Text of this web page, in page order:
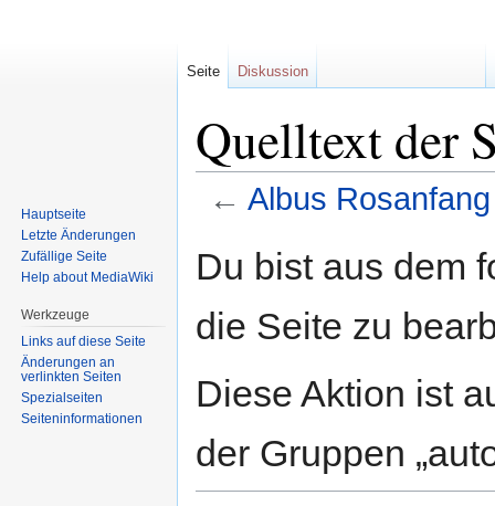
Quelltext der
← Albus Rosanfang
Navigation
Suche
Du bist aus dem
die Seite zu
Diese Aktion ist
der Gruppen
Seite Diskussion
Hauptseite
Letzte Änderungen
Zufällige Seite
Help about MediaWiki
Werkzeuge
Links auf diese Seite
Änderungen an
verlinkten Seiten
Spezialseiten
Seiten­informationen